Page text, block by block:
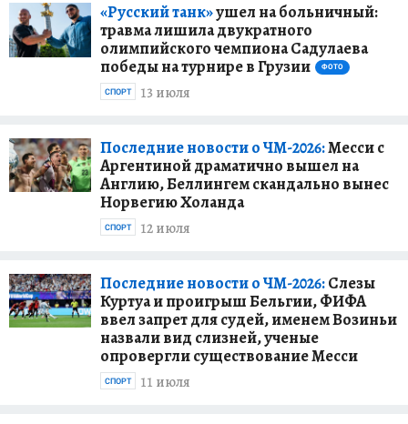
«Русский танк»ушел на больничный:
травма лишила двукратного
олимпийского чемпиона Садулаева
победы на турнире в Грузии
ФОТО
13 июля
СПОРТ
Последние новости о ЧМ-2026:Месси с
Аргентиной драматично вышел на
Англию, Беллингем скандально вынес
Норвегию Холанда
12 июля
СПОРТ
Последние новости о ЧМ-2026:Слезы
Куртуа и проигрыш Бельгии, ФИФА
ввел запрет для судей, именем Возиньи
назвали вид слизней, ученые
опровергли существование Месси
11 июля
СПОРТ